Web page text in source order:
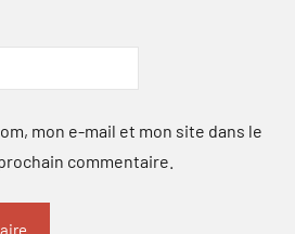
mon e-mail et mon site dans le
commentaire.